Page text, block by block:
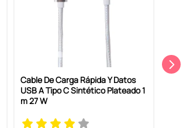
Cable De Carga Rápida Y Datos
USB A Tipo C Sintético Plateado 1
m 27 W